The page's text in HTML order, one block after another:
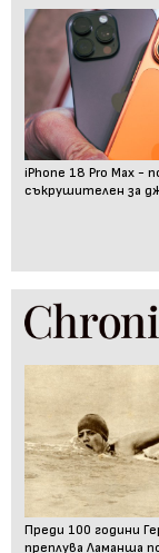
iPhone 18 Pro Max -
съкрушителен за
Преди 100 години
преплува Ламанша